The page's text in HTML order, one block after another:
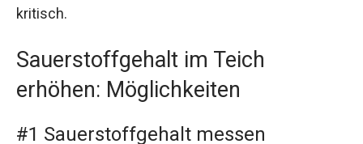
kritisch.
Sauerstoffgehalt im Teich
erhöhen: Möglichkeiten
#1 Sauerstoffgehalt messen